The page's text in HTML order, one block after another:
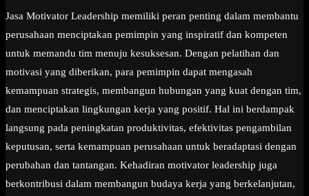
Jasa Motivator Leadership memiliki peran penting dalam membantu
perusahaan menciptakan pemimpin yang inspiratif dan kompeten
untuk memandu tim menuju kesuksesan. Dengan pelatihan dan
motivasi yang diberikan, para pemimpin dapat mengasah
kemampuan strategis, membangun hubungan yang kuat dengan tim,
dan menciptakan lingkungan kerja yang positif. Hal ini berdampak
langsung pada peningkatan produktivitas, efektivitas pengambilan
keputusan, serta kemampuan perusahaan untuk beradaptasi dengan
perubahan dan tantangan. Kehadiran motivator leadership juga
berkontribusi dalam membangun budaya kerja yang berkelanjutan,